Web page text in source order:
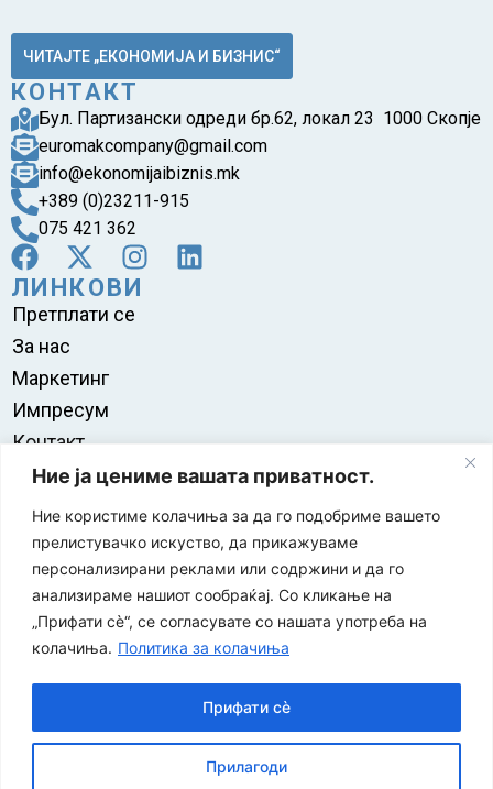
Ние ја цениме вашата приватност.
Ние користиме колачиња за да го подобриме вашето
прелистувачко искуство, да прикажуваме
персонализирани реклами или содржини и да го
анализираме нашиот сообраќај. Со кликање на
„Прифати сè“, се согласувате со нашата употреба на
колачиња. Политика за колачиња
Прилагоди
Прифати сè
ЧИТАЈТЕ „ЕКОНОМИЈА И БИЗНИС“
КОНТАКТ
Бул. Партизански одреди бр.62, локал 23 1000 Скопје
euromakcompany@gmail.com
info@ekonomijaibiznis.mk
+389 (0)23211-915
075 421 362
ЛИНКОВИ
Претплати се
За нас
Маркетинг
Импресум
Контакт
Правила на користење
за заштита на печатени медиуми